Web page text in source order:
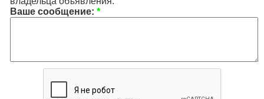
Ваше сообщение: *